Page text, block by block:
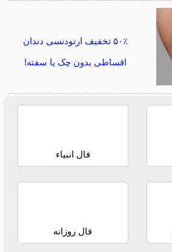
۵۰٪ تخفیف ارتودنسی دندان
اقساطی بدون چک یا سفته!
فال انبیاء
فال روزانه